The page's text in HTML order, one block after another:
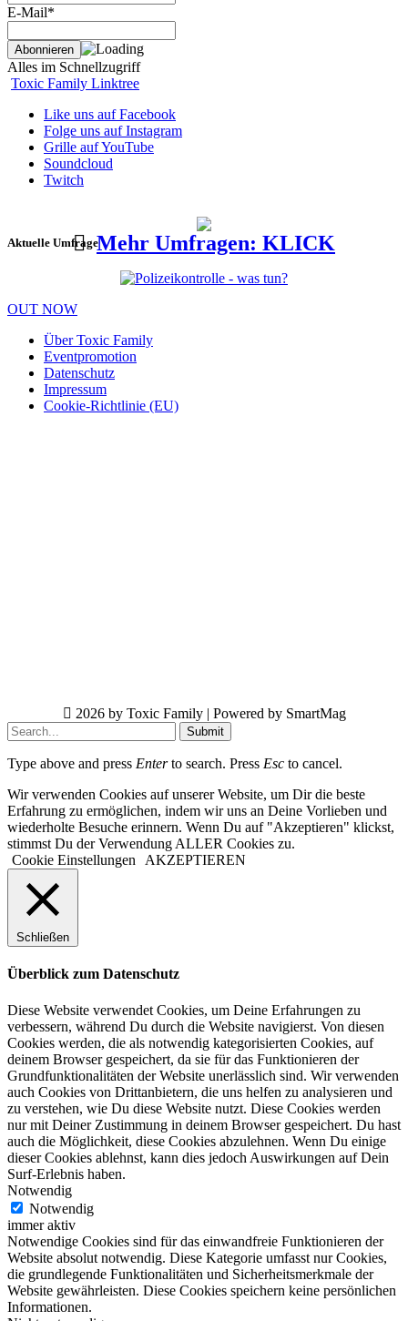
E-Mail*
Alles im Schnellzugriff
Toxic Family Linktree
Like uns auf Facebook
Folge uns auf Instagram
Grille auf YouTube
Soundcloud
Twitch
Aktuelle UmfrageMehr Umfragen: KLICK
OUT NOW
Über Toxic Family
Eventpromotion
Datenschutz
Impressum
Cookie-Richtlinie (EU)
2026 by Toxic Family | Powered by SmartMag
Submit
Type above and press Enterto search. Press Esc to cancel.
Wir verwenden Cookies auf unserer Website, um Dir die beste
Erfahrung zu ermöglichen, indem wir uns an Deine Vorlieben und
wiederholte Besuche erinnern. Wenn Du auf "Akzeptieren" klickst,
stimmst Du der Verwendung ALLER Cookies zu.
Cookie Einstellungen
AKZEPTIEREN
Schließen
Überblick zum Datenschutz
Diese Website verwendet Cookies, um Deine Erfahrungen zu
verbessern, während Du durch die Website navigierst. Von diesen
Cookies werden, die als notwendig kategorisierten Cookies, auf
deinem Browser gespeichert, da sie für das Funktionieren der
Grundfunktionalitäten der Website unerlässlich sind. Wir verwenden
auch Cookies von Drittanbietern, die uns helfen zu analysieren und
zu verstehen, wie Du diese Website nutzt. Diese Cookies werden
nur mit Deiner Zustimmung in deinem Browser gespeichert. Du hast
auch die Möglichkeit, diese Cookies abzulehnen. Wenn Du einige
dieser Cookies ablehnst, kann dies jedoch Auswirkungen auf Dein
Surf-Erlebnis haben.
Notwendig
Notwendig
immer aktiv
Notwendige Cookies sind für das einwandfreie Funktionieren der
Website absolut notwendig. Diese Kategorie umfasst nur Cookies,
die grundlegende Funktionalitäten und Sicherheitsmerkmale der
Website gewährleisten. Diese Cookies speichern keine persönlichen
Informationen.